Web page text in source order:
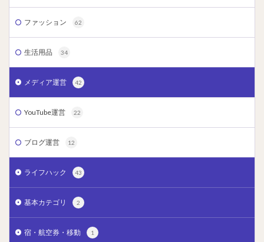
ファッション 62
生活用品 34
メディア運営 42
YouTube運営 22
ブログ運営 12
ライフハック 43
基本カテゴリ 2
宿・航空券・移動 1